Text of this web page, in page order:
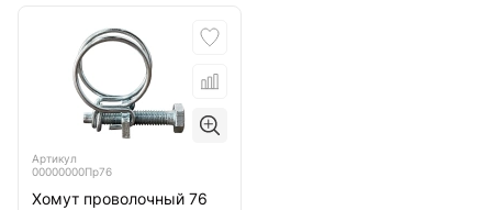
Артикул
00000000Пр76
Хомут проволочный 76